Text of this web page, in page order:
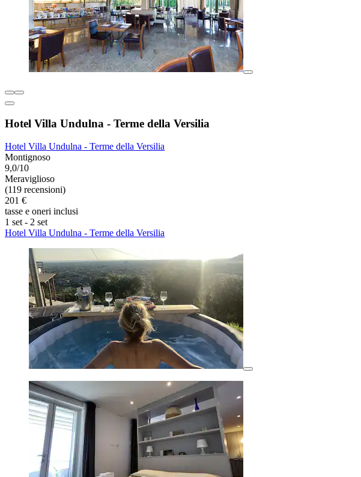
Hotel Villa Undulna - Terme della Versilia
Hotel Villa Undulna - Terme della Versilia
Montignoso
9,0/10
Meraviglioso
(119 recensioni)
201 €
tasse e oneri inclusi
1 set - 2 set
Hotel Villa Undulna - Terme della Versilia